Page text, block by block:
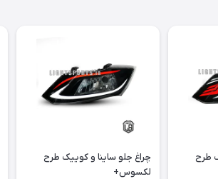
طرح
چراغ جلو ساینا و کوییک طرح
لکسوس+